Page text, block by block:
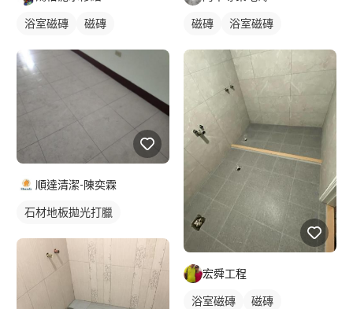
浴室磁磚 磁磚
順達清潔-陳奕霖
石材地板拋光打臘
磁磚 浴室磁磚
宏舜工程
浴室磁磚 磁磚